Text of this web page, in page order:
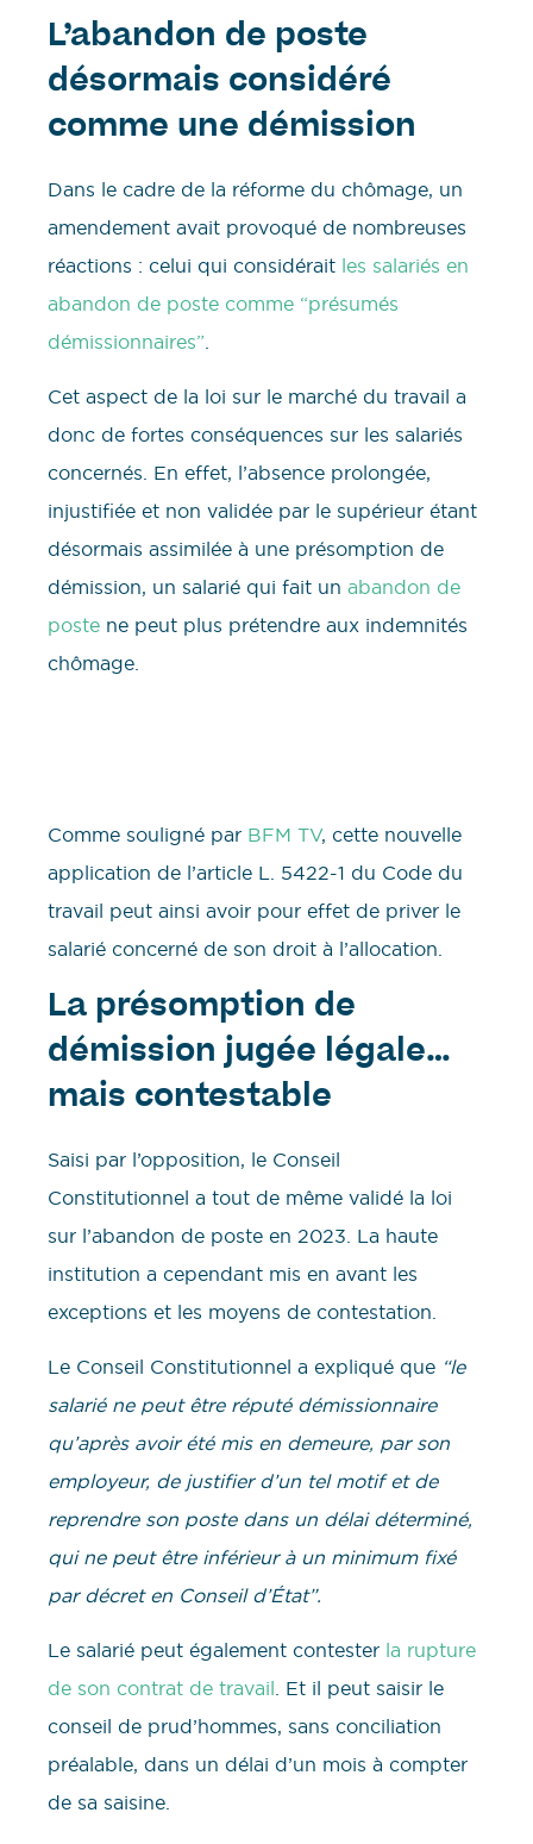
L’abandon de poste
désormais considéré
comme une démission
Dans le cadre de la réforme du chômage, un
amendement avait provoqué de nombreuses
réactions : celui qui considérait les salariés en
abandon de poste comme “présumés
démissionnaires”
Cet aspect de la loi sur le marché du travail a
donc de fortes conséquences sur les salariés
concernés. En effet, l’absence prolongée,
injustifiée et non validée par le supérieur étant
désormais assimilée à une présomption de
démission, un salarié qui fait un abandon de
poste ne peut plus prétendre aux indemnités
chômage.
Comme souligné par BFM TV, cette nouvelle
application de l’article L. 5422-1 du Code du
travail peut ainsi avoir pour effet de priver le
salarié concerné de son droit à l’allocation.
La présomption de
démission jugée légale…
mais contestable
Saisi par l’opposition, le Conseil
Constitutionnel a tout de même validé la loi
sur l’abandon de poste en 2023. La haute
institution a cependant mis en avant les
exceptions et les moyens de contestation.
Le Conseil Constitutionnel a expliqué que “le
salarié ne peut être réputé démissionnaire
qu’après avoir été mis en demeure, par son
employeur, de justifier d’un tel motif et de
reprendre son poste dans un délai déterminé,
qui ne peut être inférieur à un minimum fixé
par décret en Conseil d’État”.
Le salarié peut également contester la rupture
de son contrat de travail. Et il peut saisir le
conseil de prud’hommes, sans conciliation
préalable, dans un délai d’un mois à compter
de sa saisine.